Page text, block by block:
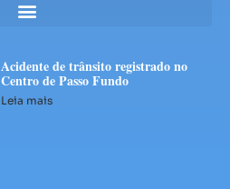
Acidente de trânsito registrado no
Centro de Passo Fundo
Leia mais